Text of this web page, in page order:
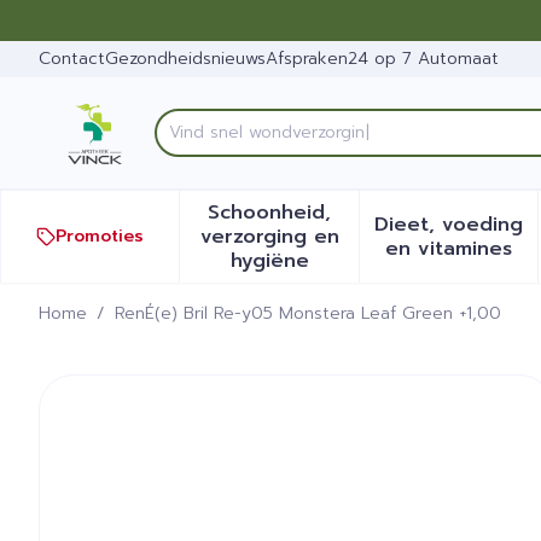
ContactGezondheidsnieuwsAfspraken24 op 7 Automaat
Product, merk, categorie...
Promoties
Schoonheid,
verzorging en
hygiëneToon submenu voor
Dieet, voeding
en vitamines
Toon
Home / RenÉ(e) Bril Re-y05 Monstera Leaf Green +1,00
RenÉ(e) Bril Re-y05